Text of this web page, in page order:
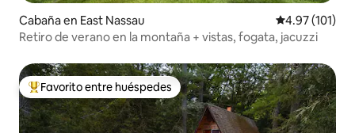
Cabaña en East Nassau Calificación
4.97 (101)
Retiro de verano en la montaña + vistas, fogata, jacuzzi
De los mejores en Favorito entre huéspedes
Favorito entre huéspedes